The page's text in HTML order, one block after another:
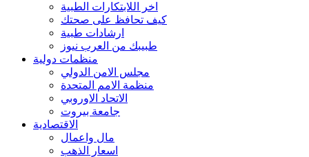
اخر اللابتكارات الطبية
كيف تحافظ على صحتك
ارشادات طبية
طبيبك من العرب نيوز
منظمات دولية
مجلس الامن الدولي
منظمة الامم المتحدة
الاتحاد الاوروبي
جامعة بيروت
الاقتصادية
مال واعمال
اسعار الذهب